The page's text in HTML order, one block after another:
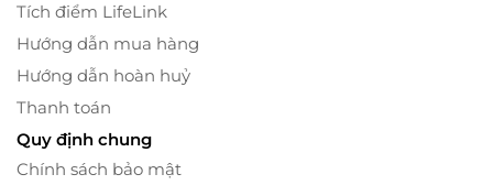
Tích điểm LifeLink
Hướng dẫn mua hàng
Hướng dẫn hoàn huỷ
Thanh toán
Quy định chung
Chính sách bảo mật